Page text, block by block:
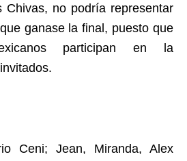
Chivas, no podría representar
ganase la final, puesto que
participan en la
Ceni; Jean, Miranda, Alex